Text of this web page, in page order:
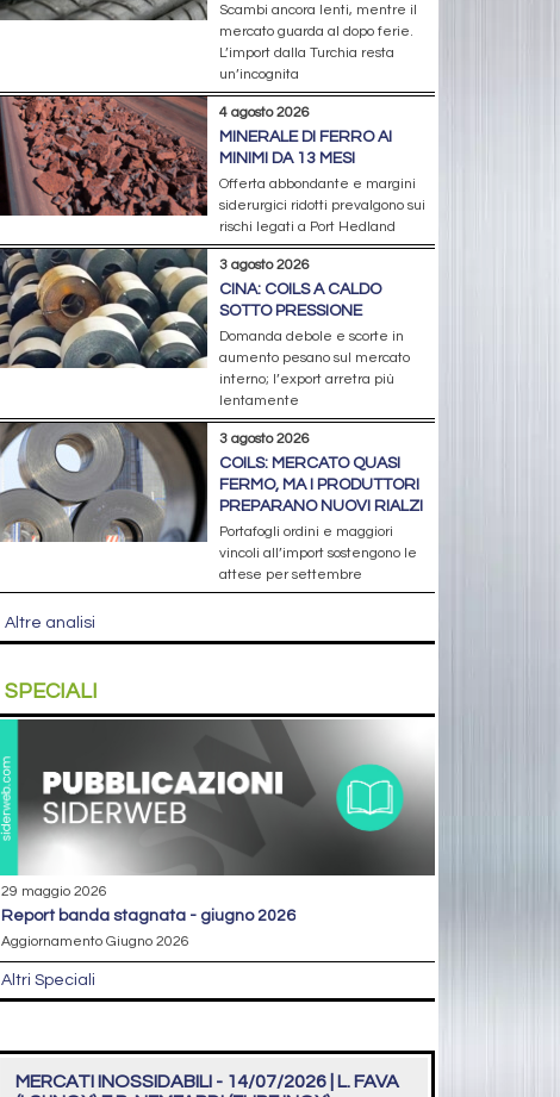
Scambi ancora lenti, mentre il
mercato guarda al dopo ferie.
L’import dalla Turchia resta
un’incognita
4 agosto 2026
MINERALE DI FERRO AI
MINIMI DA 13 MESI
Offerta abbondante e margini
siderurgici ridotti prevalgono sui
rischi legati a Port Hedland
3 agosto 2026
CINA: COILS A CALDO
SOTTO PRESSIONE
Domanda debole e scorte in
aumento pesano sul mercato
interno; l’export arretra più
lentamente
3 agosto 2026
COILS: MERCATO QUASI
FERMO, MA I PRODUTTORI
PREPARANO NUOVI RIALZI
Portafogli ordini e maggiori
vincoli all’import sostengono le
attese per settembre
Altre analisi
SPECIALI
29 maggio 2026
report banda stagnata - giugno 2026
Aggiornamento Giugno 2026
Altri Speciali
MERCATI INOSSIDABILI - 14/07/2026 | L. FAVA